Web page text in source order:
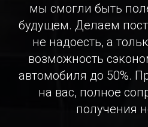
мы смогли быть
будущем. Делаем
не надоесть, а
возможность
автомобиля до 50%.
на вас, полное
получения